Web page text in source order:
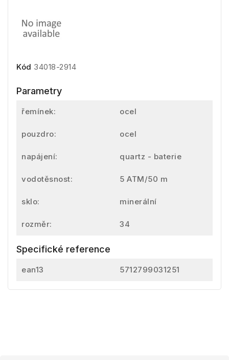
Kód 34018-2914
Parametry
řemínek: ocel
pouzdro: ocel
napájení: quartz - baterie
vodotěsnost: 5 ATM/50 m
sklo: minerální
rozměr: 34
Specifické reference
ean13 5712799031251